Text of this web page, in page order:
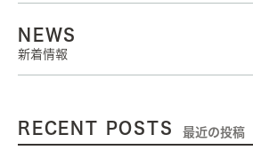
NEWS
新着情報
RECENT POSTS 最近の投稿